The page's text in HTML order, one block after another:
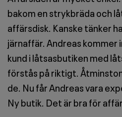
bakom en strykbräda och
affärsdisk. Kanske tänker
järnaffär. Andreas kommer
kund i låtsasbutiken med
förstås på riktigt.
de. Nu får Andreas vara
Ny butik. Det är bra för